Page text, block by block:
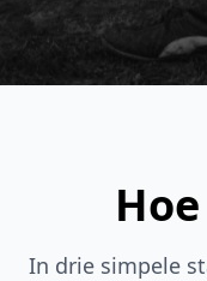
In drie simpele